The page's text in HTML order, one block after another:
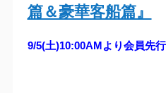
篇＆豪華客船篇』
9/5(土)10:00AMより会員先行